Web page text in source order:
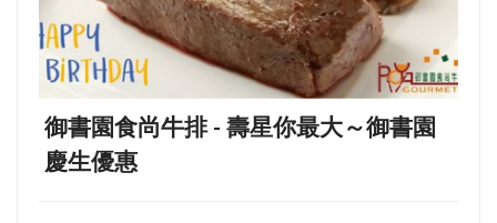
御書園食尚牛排 - 壽星你最大～御書園
慶生優惠